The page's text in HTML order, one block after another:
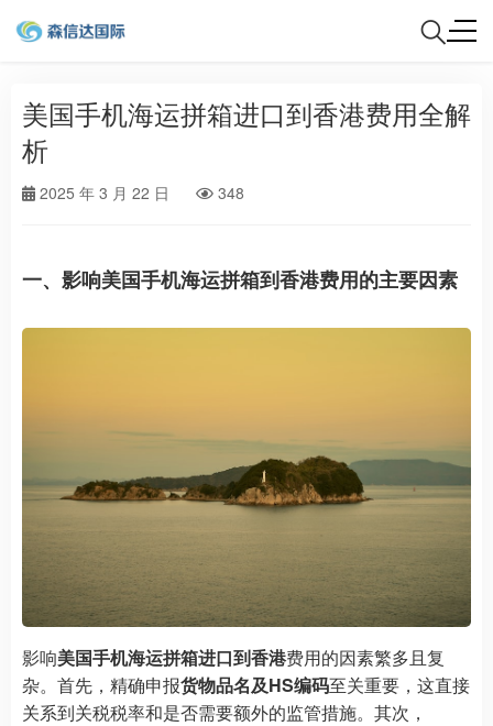
美国手机海运拼箱进口到香港费用全解
析
2025 年 3 月 22 日 348
一、影响美国手机海运拼箱到香港费用的主要因素
影响美国手机海运拼箱进口到香港费用的因素繁多且复
杂。首先，精确申报货物品名及HS编码至关重要，这直接
关系到关税税率和是否需要额外的监管措施。其次，